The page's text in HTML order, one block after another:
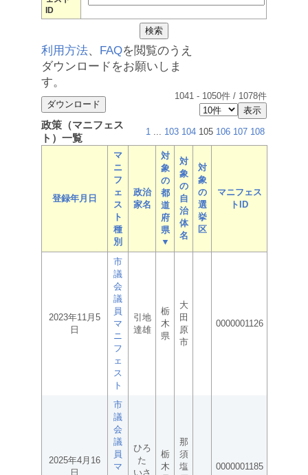
ID
利用方法、 FAQを閲覧のうえ
ダウンロードをお願いしま
す。
1041 - 1050件 / 1078件
政策（マニフェス
ト）一覧
1 ... 103 104 105 106 107 108
登録年月日
マ
ニ
フ
ェ
ス
ト
種
別
政治
家名
対
象
の
都
道
府
県
▼
対
象
の
自
治
体
名
対
象
の
選
挙
区
マニフェス
トID
2023年11月5
日
市
議
会
議
員
マ
ニ
フ
ェ
ス
ト
引地
達雄
栃
木
県
大
田
原
市
0000001126
2025年4月16
日
市
議
会
議
員
マ
ひろ
た
いさ
栃
木
那
須
塩
0000001185